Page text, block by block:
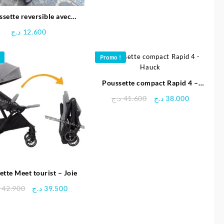
reversible avec
12.600 د.ج
Meet tourist – Joie
42.900
Le
39.500 د.ج
Le
Promo !
Poussette compact Rapid 4 –
41.600 د.ج
Le
38.000 د.ج
Le